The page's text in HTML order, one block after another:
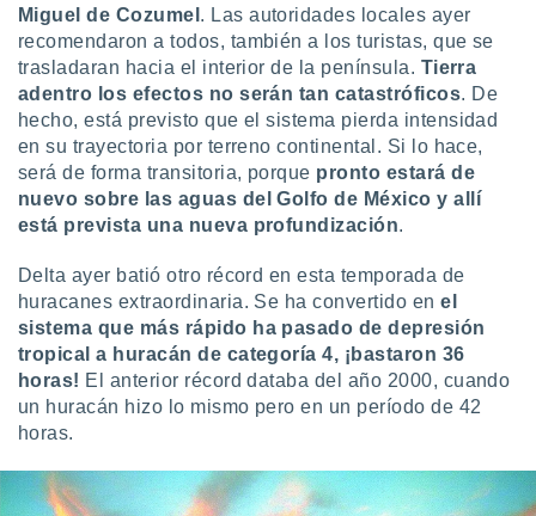
no
Puedes
acceder a
web a
abono
únicos
similares
como
este sitio
de
posible
Miguel de Cozumel . Las autoridades locales ayer
recomendaron a todos, también a los turistas, que se
trasladaran hacia el interior de la península. Tierra
adentro los efectos no serán tan catastróficos. De
hecho, está previsto que el sistema pierda intensidad
en su trayectoria por terreno continental. Si lo hace,
será de forma transitoria, porque pronto estará de
nuevo sobre las aguas del Golfo de México y allí
está prevista una nueva profundización.
Delta ayer batió otro récord en esta temporada de
huracanes extraordinaria. Se ha convertido enel
sistema que más rápido ha pasado de depresión
tropical a huracán de categoría 4, ¡bastaron 36
horas! El anterior récord databa del año 2000, cuando
un huracán hizo lo mismo pero en un período de 42
horas.